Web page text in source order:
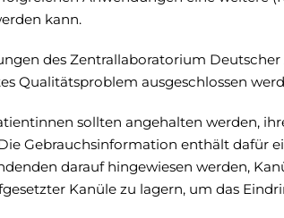
kann.
des Zentrallaboratorium Deutscher
Qualitätsproblem ausgeschlossen
sollten angehalten werden,
Gebrauchsinformation enthält dafür
darauf hingewiesen werden,
Kanüle zu lagern, um das